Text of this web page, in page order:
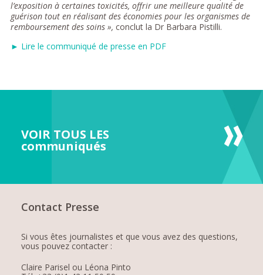
l’exposition à certaines toxicités, offrir une meilleure qualité de
guérison tout en réalisant des économies pour les organismes de
remboursement des soins », conclut la Dr Barbara Pistilli.
► Lire le communiqué de presse en PDF
VOIR TOUS LES
communiqués
Contact Presse
Si vous êtes journalistes et que vous avez des questions,
vous pouvez contacter :
Claire Parisel ou Léona Pinto